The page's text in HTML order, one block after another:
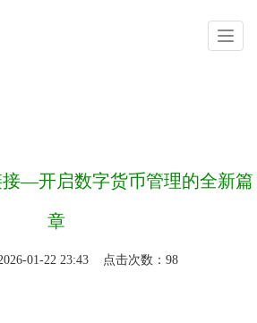
接—开启数字货币管理的全新篇
章
01-22 23:43 点击次数：98